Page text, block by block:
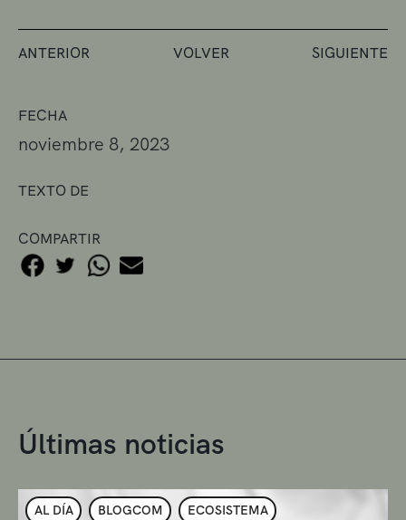
FECHA
noviembre 8, 2023
TEXTO DE
COMPARTIR
ANTERIOR VOLVER SIGUIENTE
Últimas noticias
AL DÍA BLOGCOM ECOSISTEMA